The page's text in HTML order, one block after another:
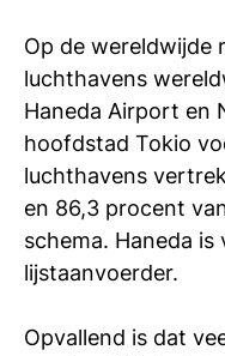
Op de wereldwijde
luchthavens
Haneda Airport en
hoofdstad Tokio
luchthavens
en 86,3 procent
schema. Haneda is
lijstaanvoerder.
Opvallend is dat